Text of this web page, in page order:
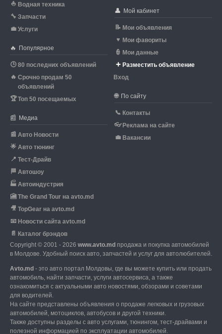
⛵ Водная техника
🔧 Запчасти
💼 Услуги
🔥 Популярное
🕒 80 последних объявлений
🔥 Срочно продам 50
объявлений
🏆Топ 50 посещаемых
📰 Медиа
📰 Авто Новости
🌟 Авто тюнинг
📍 Тест-Драйв
🏁 Автошоу
🏭 Автоиндустрия
🎦 The Grand Tour на avto.md
🎥 TopGear на avto.md
📧 Новости сайта avto.md
📄 Каталог брэндов
👤 Мой кабинет
📝 Мои объявления
♥ Мои фавориты
👮 Мои данные
➕ Разместить объявление
Вход
🌐 По сайту
📞 Контакты
👓 Реклама на сайте
💼 Вакансии
Copyright © 2001 - 2026 www.avto.md продажа и покупка автомобилей
в Молдове. Удобный поиск авто, запчастей и услуг для автолюбителей.
Avto.md - это авто портал Молдовы, где вы можете купить или продать
автомобиль, найти запчасти, услуги автосервиса, а также
ознакомиться с актуальными авто новостями, обзорами и советами
для водителей.
На сайте представлены объявления о продаже легковых и грузовых
автомобилей, мотоциклов, автобусов и другой техники.
Также доступны разделы с авто услугами, тюнингом, тест-драйвами и
полезной информацией по эксплуатации автомобилей.